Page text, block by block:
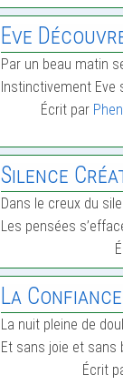
Eve Découvre
Par un beau matin
Instinctivement Eve
Écrit par
Silence
Dans le creux du
Les pensées
La
La nuit pleine de
Et sans joie et sans
Écrit